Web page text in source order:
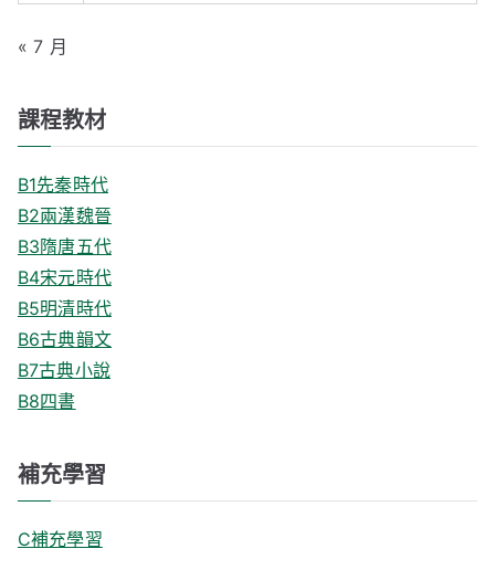
« 7 月
課程教材
B1先秦時代
B2兩漢魏晉
B3隋唐五代
B4宋元時代
B5明清時代
B6古典韻文
B7古典小說
B8四書
補充學習
C補充學習